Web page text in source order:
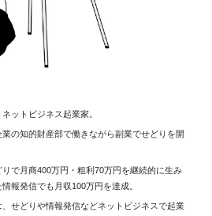
ットビジネス起業家。
の知的財産部で働きながら副業でせどりを開
で月商400万円・粗利70万円を継続的に生み
報発信でも月収100万円を達成。
、せどりや情報発信などネットビジネスで起業